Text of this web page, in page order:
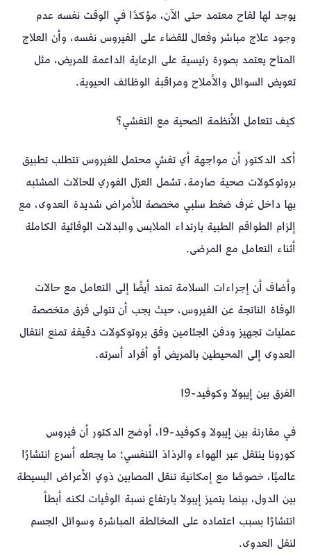
يوجد لها لقاح معتمد حتى الآن، مؤكدًا في الوقت نفسه عدم
وجود علاج مباشر وفعال للقضاء على الفيروس نفسه، وأن العلاج
المتاح يعتمد بصورة رئيسية على الرعاية الداعمة للمريض، مثل
تعويض السوائل والأملاح ومراقبة الوظائف الحيوية.
كيف تتعامل الأنظمة الصحية مع التفشي؟
أكد الدكتور أن مواجهة أي تفشٍ محتمل للفيروس تتطلب تطبيق
بروتوكولات صحية صارمة، تشمل العزل الفوري للحالات المشتبه
بها داخل غرف ضغط سلبي مخصصة للأمراض شديدة العدوى، مع
إلزام الطواقم الطبية بارتداء الملابس والبدلات الوقائية الكاملة
أثناء التعامل مع المرضى.
وأضاف أن إجراءات السلامة تمتد أيضًا إلى التعامل مع حالات
الوفاة الناتجة عن الفيروس، حيث يجب أن تتولى فرق متخصصة
عمليات تجهيز ودفن الجثامين وفق بروتوكولات دقيقة تمنع انتقال
العدوى إلى المحيطين بالمريض أو أفراد أسرته.
الفرق بين إيبولا وكوفيد-19
في مقارنة بين إيبولا وكوفيد-19، أوضح الدكتور أن فيروس
كورونا ينتقل عبر الهواء والرذاذ التنفسي؛ ما يجعله أسرع انتشارًا
عالميًا، خصوصًا مع إمكانية تنقل المصابين ذوي الأعراض البسيطة
بين الدول، بينما يتميز إيبولا بارتفاع نسبة الوفيات لكنه أبطأ
انتشارًا بسبب اعتماده على المخالطة المباشرة وسوائل الجسم
لنقل العدوى.